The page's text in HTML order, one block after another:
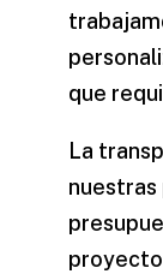
que
La
nuestras